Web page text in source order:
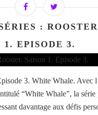
:
1. EPISODE 3.
3. White Whale. Avec
“White Whale”, la série
davantage aux défis